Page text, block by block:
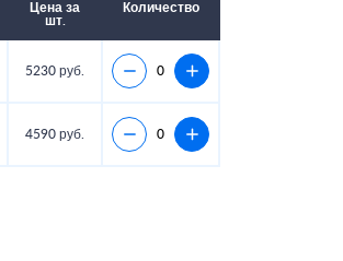
Цена за
шт.
Количество
5230 руб.
4590 руб.